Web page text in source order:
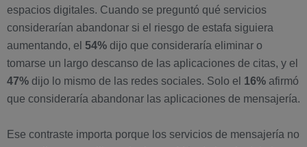
espacios digitales. Cuando se preguntó qué servicios
considerarían abandonar si el riesgo de estafa siguiera
aumentando, el 54% dijo que consideraría eliminar o
tomarse un largo descanso de las aplicaciones de citas, y el
47% dijo lo mismo de las redes sociales. Solo el 16% afirmó
que consideraría abandonar las aplicaciones de mensajería.
Ese contraste importa porque los servicios de mensajería no